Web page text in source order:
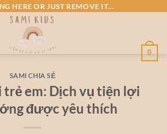
HERE OR JUST REMOVE IT...
0
SAMI CHIA SẺ
trẻ em: Dịch vụ tiện lợi
được yêu thích